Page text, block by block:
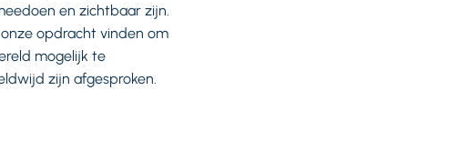
en zichtbaar zijn.
opdracht vinden om
mogelijk te
zijn afgesproken.